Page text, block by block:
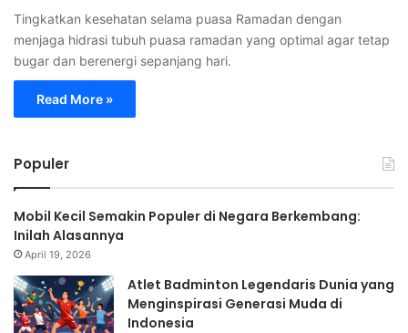
Tingkatkan kesehatan selama puasa Ramadan dengan
menjaga hidrasi tubuh puasa ramadan yang optimal agar tetap
bugar dan berenergi sepanjang hari.
Read More »
Populer
Mobil Kecil Semakin Populer di Negara Berkembang:
Inilah Alasannya
April 19, 2026
Atlet Badminton Legendaris Dunia yang
Menginspirasi Generasi Muda di
Indonesia